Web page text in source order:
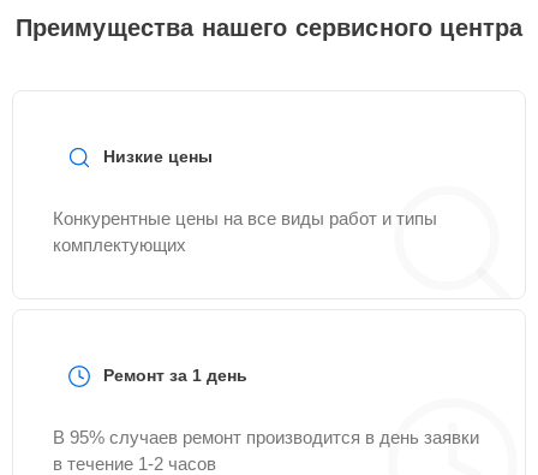
Преимущества нашего сервисного центра
Низкие цены
Конкурентные цены на все виды работ и типы
комплектующих
Ремонт за 1 день
В 95% случаев ремонт производится в день заявки
в течение 1-2 часов